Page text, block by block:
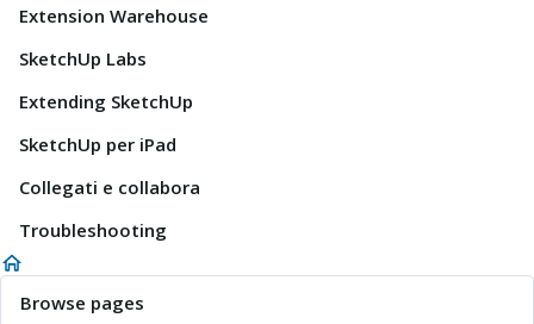
Extension Warehouse
SketchUp Labs
Extending SketchUp
SketchUp per iPad
Collegati e collabora
Troubleshooting
Browse pages